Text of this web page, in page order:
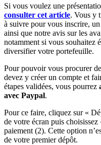
Si vous voulez une
consulter cet article. Vous y
à suivre pour vous inscrire,
ainsi que notre avis sur les
notamment si vous souhaitez
diversifier votre portefeuille.
Pour pouvoir vous procurer
devez y créer un compte et
étapes validées, vous pourrez
avec Paypal.
Pour ce faire, cliquez sur «
de votre écran puis
paiement (2). Cette option
de votre premier dépôt.